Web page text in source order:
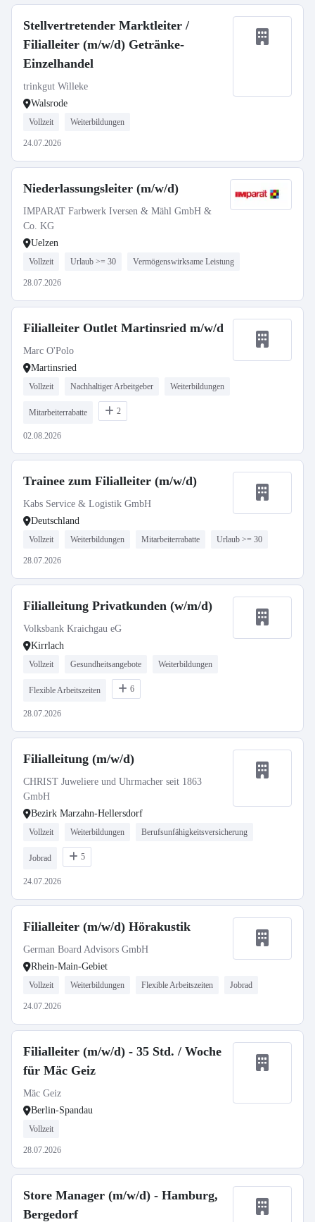
Stellvertretender Marktleiter /
Filialleiter (m/w/d) Getränke-
Einzelhandel
trinkgut Willeke
Walsrode
Vollzeit Weiterbildungen
24.07.2026
Niederlassungsleiter (m/w/d)
IMPARAT Farbwerk Iversen & Mähl GmbH &
Co. KG
Uelzen
Vollzeit Urlaub >= 30 Vermögenswirksame Leistung
28.07.2026
Filialleiter Outlet Martinsried m/w/d
Marc O'Polo
Martinsried
Vollzeit Nachhaltiger Arbeitgeber Weiterbildungen
Mitarbeiterrabatte 2
02.08.2026
Trainee zum Filialleiter (m/w/d)
Kabs Service & Logistik GmbH
Deutschland
Vollzeit Weiterbildungen Mitarbeiterrabatte Urlaub >= 30
28.07.2026
Filialleitung Privatkunden (w/m/d)
Volksbank Kraichgau eG
Kirrlach
Vollzeit Gesundheitsangebote Weiterbildungen
Flexible Arbeitszeiten 6
28.07.2026
Filialleitung (m/w/d)
CHRIST Juweliere und Uhrmacher seit 1863
GmbH
Bezirk Marzahn-Hellersdorf
Vollzeit Weiterbildungen Berufsunfähigkeitsversicherung
Jobrad 5
24.07.2026
Filialleiter (m/w/d) Hörakustik
German Board Advisors GmbH
Rhein-Main-Gebiet
Vollzeit Weiterbildungen Flexible Arbeitszeiten Jobrad
24.07.2026
Filialleiter (m/w/d) - 35 Std. / Woche
für Mäc Geiz
Mäc Geiz
Berlin-Spandau
Vollzeit
28.07.2026
Store Manager (m/w/d) - Hamburg,
Bergedorf